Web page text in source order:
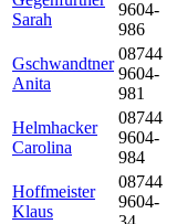
Sarah
9604-
986
Gschwandtner
Anita
08744
9604-
981
Helmhacker
Carolina
08744
9604-
984
Hoffmeister
Klaus
08744
9604-